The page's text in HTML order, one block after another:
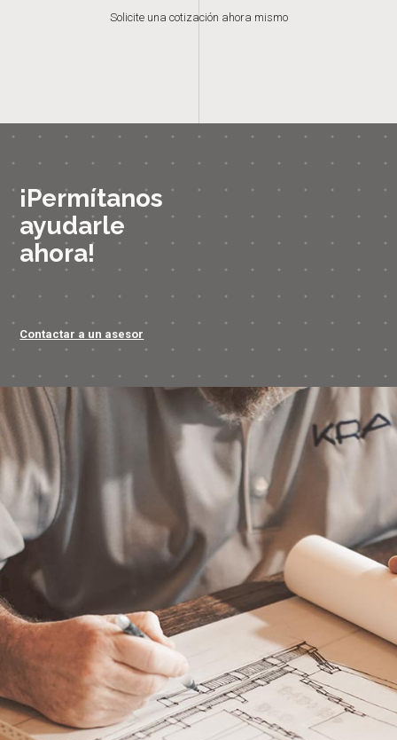
Solicite una cotización ahora mismo
¡Permítanos
ayudarle
ahora!
Contactar a un asesor